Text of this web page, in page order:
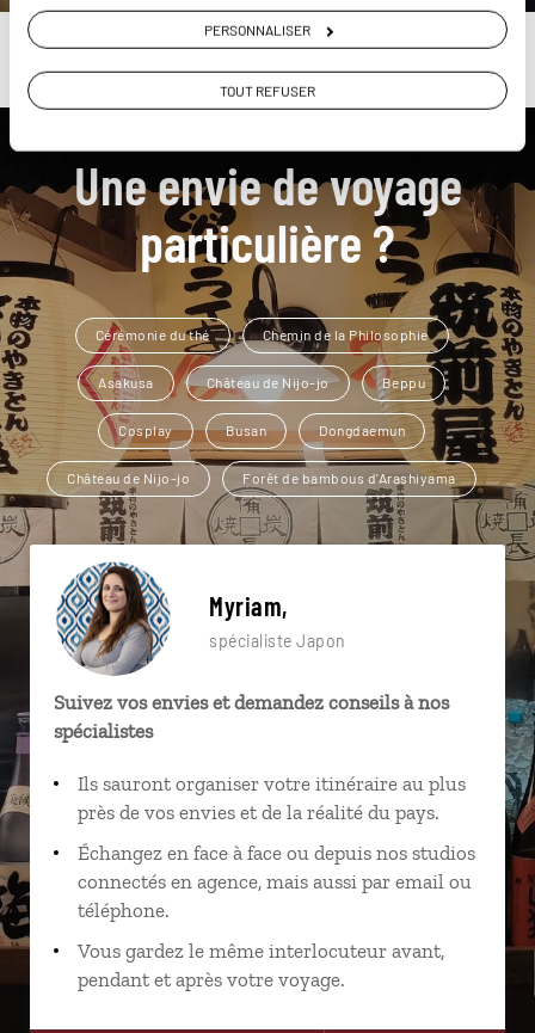
PERSONNALISER
TOUT REFUSER
Une envie de voyage
particulière ?
Cérémonie du thé Chemin de la Philosophie
Asakusa Château de Nijo-jo Beppu
Cosplay Busan Dongdaemun
Château de Nijo-jo Forêt de bambous d'Arashiyama
Myriam,
spécialiste Japon
Suivez vos envies et demandez conseils à nos
spécialistes
Ils sauront organiser votre itinéraire au plus
près de vos envies et de la réalité du pays.
Échangez en face à face ou depuis nos studios
connectés en agence, mais aussi par email ou
téléphone.
Vous gardez le même interlocuteur avant,
pendant et après votre voyage.